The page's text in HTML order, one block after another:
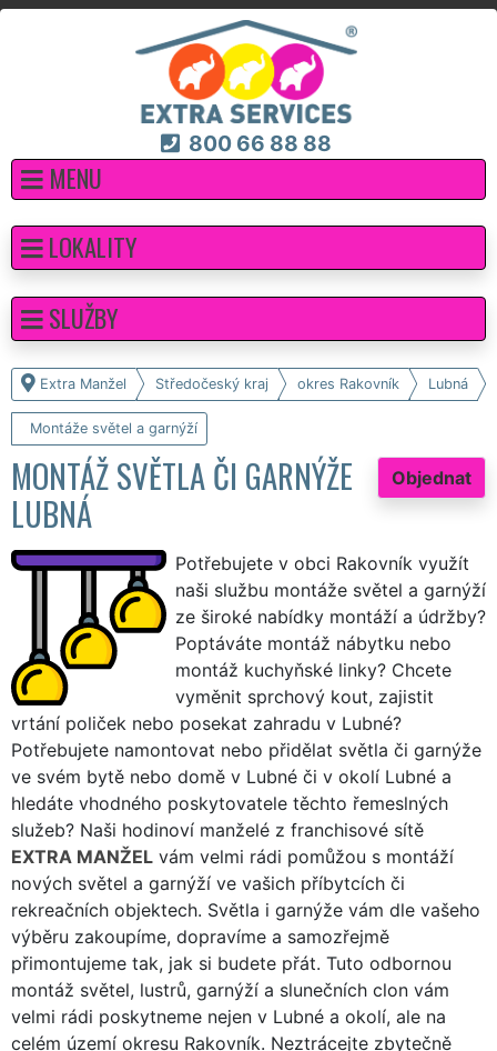
800 66 88 88
MENU
Extra Manžel Středočeský kraj okres Rakovník Lubná
Montáže světel a garnýží
Objednat
MONTÁŽ SVĚTLA ČI GARNÝŽE
LUBNÁ
Potřebujete v obci Rakovník využít
naši službu montáže světel a garnýží
ze široké nabídky montáží a údržby?
Poptáváte montáž nábytku nebo
montáž kuchyňské linky? Chcete
vyměnit sprchový kout, zajistit
vrtání poliček nebo posekat zahradu v Lubné?
Potřebujete namontovat nebo přidělat světla či garnýže
ve svém bytě nebo domě v Lubné či v okolí Lubné a
hledáte vhodného poskytovatele těchto řemeslných
služeb? Naši hodinoví manželé z franchisové sítě
EXTRA MANŽEL vám velmi rádi pomůžou s montáží
nových světel a garnýží ve vašich příbytcích či
rekreačních objektech. Světla i garnýže vám dle vašeho
výběru zakoupíme, dopravíme a samozřejmě
přimontujeme tak, jak si budete přát. Tuto odbornou
montáž světel, lustrů, garnýží a slunečních clon vám
velmi rádi poskytneme nejen v Lubné a okolí, ale na
celém území okresu Rakovník. Neztrácejte zbytečně
LOKALITY
SLUŽBY